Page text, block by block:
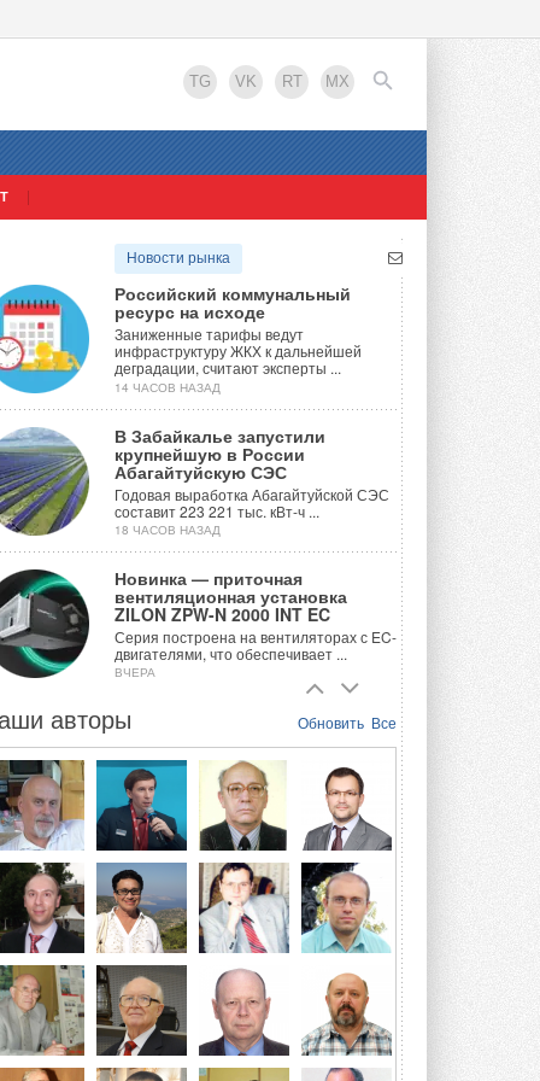
TG VK RT MX
EN
Новости рынка
Российский коммунальный
ресурс на исходе
Заниженные тарифы ведут
инфраструктуру ЖКХ к дальнейшей
деградации, считают эксперты ...
14 ЧАСОВ НАЗАД
В Забайкалье запустили
крупнейшую в России
Абагайтуйскую СЭС
Годовая выработка Абагайтуйской СЭС
составит 223 221 тыс. кВт-ч ...
18 ЧАСОВ НАЗАД
Новинка — приточная
вентиляционная установка
ZILON ZPW-N 2000 INT EC
Серия построена на вентиляторах с EC-
двигателями, что обеспечивает ...
ВЧЕРА
Учёные ЮУрГУ создали
объединяющую солнечную и
геотермальную энергию
Природосберегающие технологии ...
ВЧЕРА
Для Арктики создали
технологию защиты
ветрогенераторов от аварий
Разработка учитывает влияние
мерзлоты, обледенения и снеговых ...
ВЧЕРА
Гибридный тепловой насос PV/T
с одним общим испарителем
Исследователи предложили
конструкцию двухисточникового ...
Обновить Все
авторы